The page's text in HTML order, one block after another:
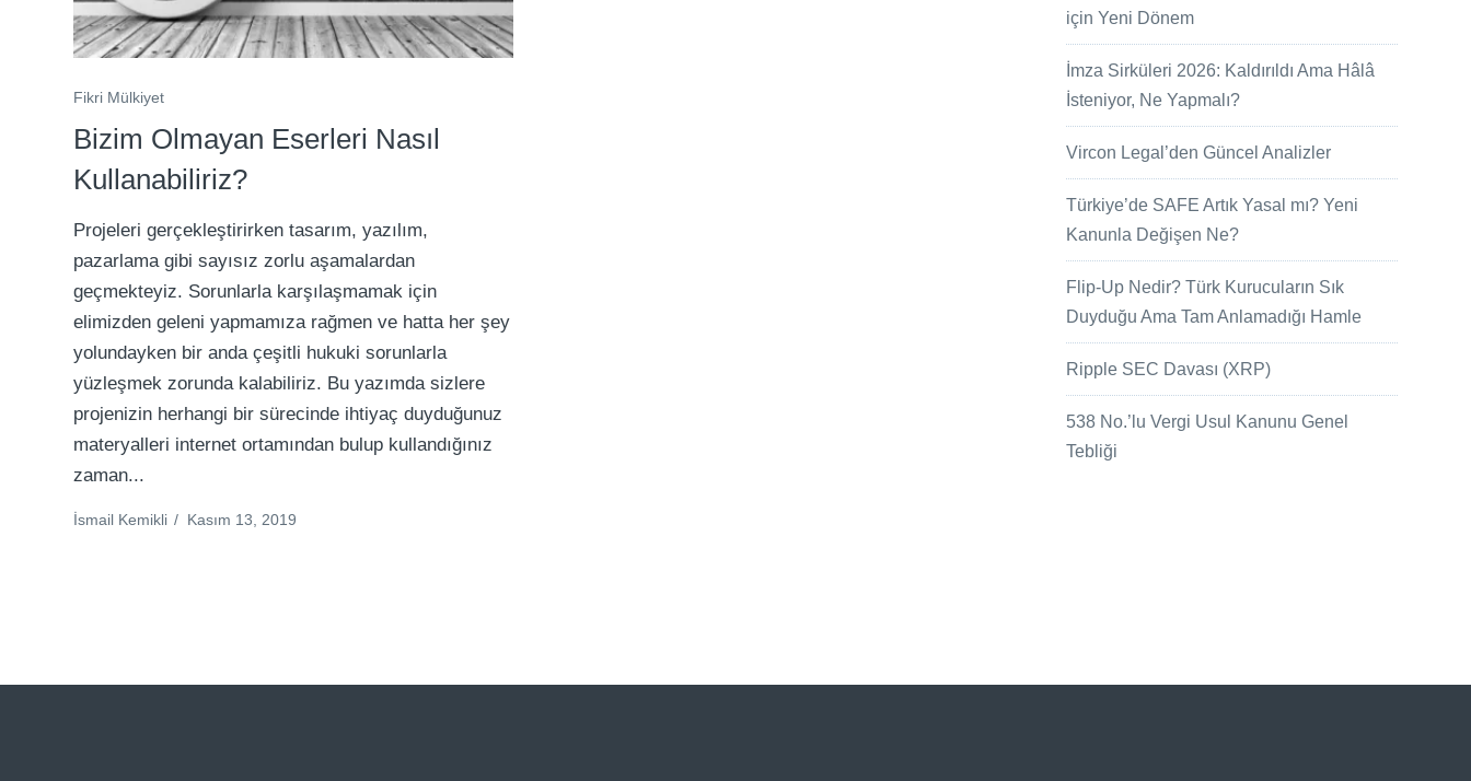
Fikri Mülkiyet
Bizim Olmayan Eserleri Nasıl
Kullanabiliriz?
Projeleri gerçekleştirirken tasarım, yazılım,
pazarlama gibi sayısız zorlu aşamalardan
geçmekteyiz. Sorunlarla karşılaşmamak için
elimizden geleni yapmamıza rağmen ve hatta her şey
yolundayken bir anda çeşitli hukuki sorunlarla
yüzleşmek zorunda kalabiliriz. Bu yazımda sizlere
projenizin herhangi bir sürecinde ihtiyaç duyduğunuz
materyalleri internet ortamından bulup kullandığınız
zaman...
İsmail Kemikli / Kasım 13, 2019
için Yeni Dönem
İmza Sirküleri 2026: Kaldırıldı Ama Hâlâ
İsteniyor, Ne Yapmalı?
Vircon Legal’den Güncel Analizler
Türkiye’de SAFE Artık Yasal mı? Yeni
Kanunla Değişen Ne?
Flip-Up Nedir? Türk Kurucuların Sık
Duyduğu Ama Tam Anlamadığı Hamle
Ripple SEC Davası (XRP)
538 No.’lu Vergi Usul Kanunu Genel
Tebliği